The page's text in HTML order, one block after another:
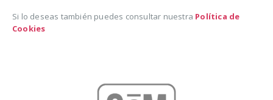
Si lo deseas también puedes consultar nuestra Política de
Cookies